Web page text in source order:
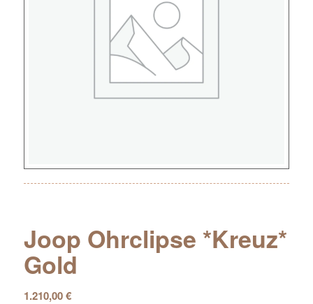
Joop Ohrclipse *Kreuz*
Gold
1.210,00€